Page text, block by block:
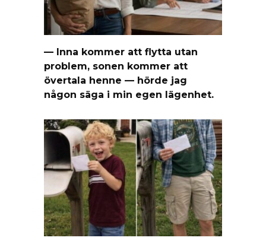
— Inna kommer att flytta utan
problem, sonen kommer att
övertala henne — hörde jag
någon säga i min egen lägenhet.